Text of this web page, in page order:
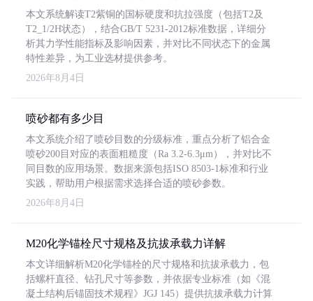
本文系统解读T2紫铜的国标硬度和抗拉强度（包括T2及
T2_1/2H状态），结合GB/T 5231-2012标准数据，详细分
析其力学性能指标及影响因素，并对比不同状态下的金属
特性差异，为工业选材提供参考。
2026年8月4日
喷砂都有多少目
本文系统介绍了喷砂目数的分级标准，重点分析了铝合金
喷砂200目对应的表面粗糙度（Ra 3.2-6.3μm），并对比不
同目数的应用场景。数据来源包括ISO 8503-1标准和行业
实践，帮助用户根据需求选择合适的喷砂参数。
2026年8月4日
M20化学锚栓尺寸规格及抗拔承载力详解
本文详细解析M20化学锚栓的尺寸规格和抗拔承载力，包
括螺杆直径、钻孔尺寸等参数，并依据专业标准（如《混
凝土结构后锚固技术规程》JGJ 145）提供抗拔承载力计算